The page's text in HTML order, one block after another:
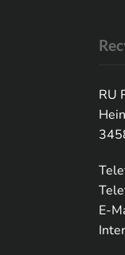
RU
E-